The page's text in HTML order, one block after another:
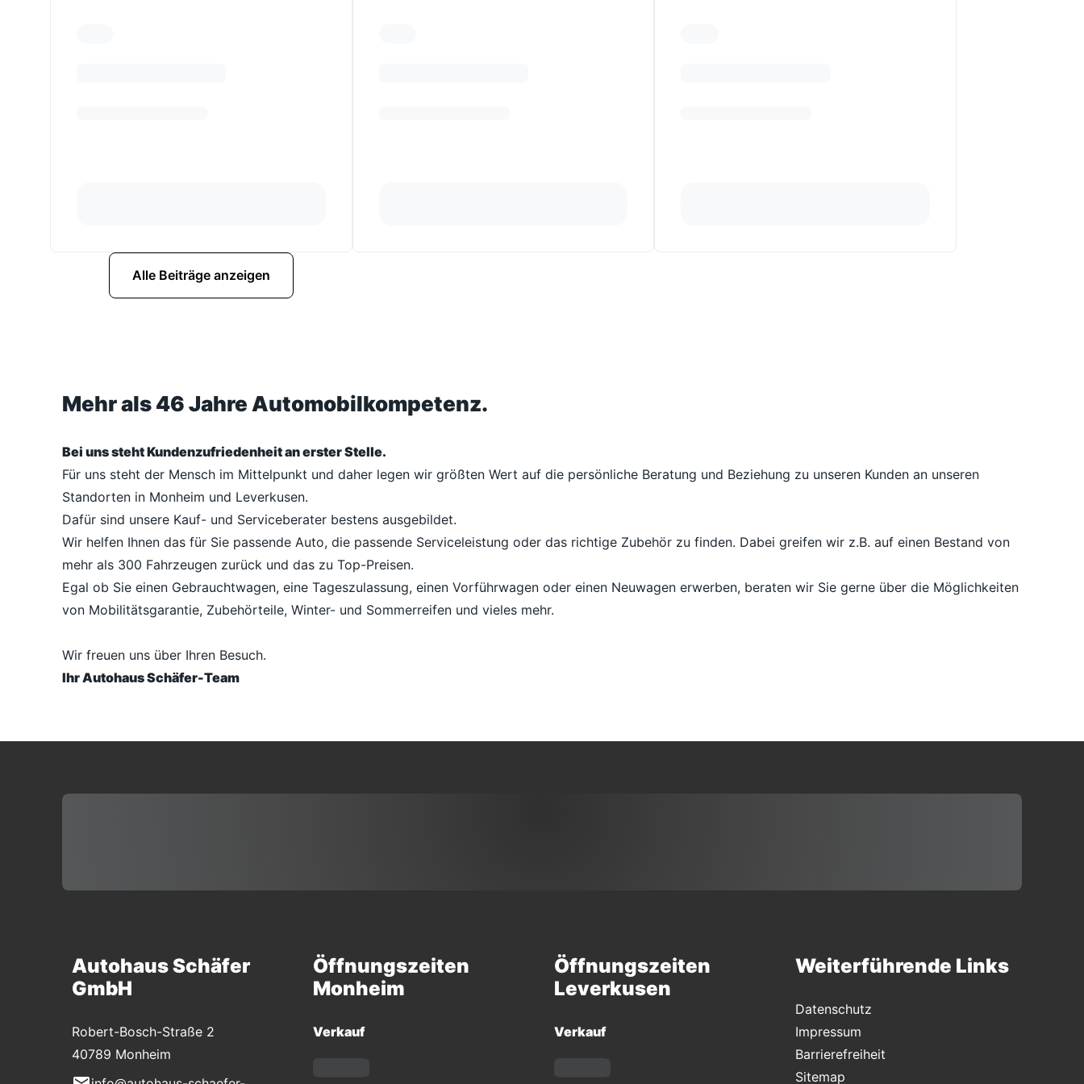
Alle Beiträge anzeigen
Mehr als 46 Jahre Automobilkompetenz.
Bei uns steht Kundenzufriedenheit an erster Stelle.
Für uns steht der Mensch im Mittelpunkt und daher legen wir größten Wert auf die persönliche Beratung und Beziehung zu unseren Kunden an unseren
Standorten in Monheim und Leverkusen.
Dafür sind unsere Kauf- und Serviceberater bestens ausgebildet.
Wir helfen Ihnen das für Sie passende Auto, die passende Serviceleistung oder das richtige Zubehör zu finden. Dabei greifen wir z.B. auf einen Bestand von
mehr als 300 Fahrzeugen zurück und das zu Top-Preisen.
Egal ob Sie einen Gebrauchtwagen, eine Tageszulassung, einen Vorführwagen oder einen Neuwagen erwerben, beraten wir Sie gerne über die Möglichkeiten
von Mobilitätsgarantie, Zubehörteile, Winter- und Sommerreifen und vieles mehr.
Wir freuen uns über Ihren Besuch.
Ihr Autohaus Schäfer-Team
Autohaus Schäfer
GmbH
Robert-Bosch-Straße 2
40789 Monheim
Öffnungszeiten
Monheim
Verkauf
Öffnungszeiten
Leverkusen
Verkauf
Weiterführende Links
Datenschutz
Impressum
Barrierefreiheit
Sitemap